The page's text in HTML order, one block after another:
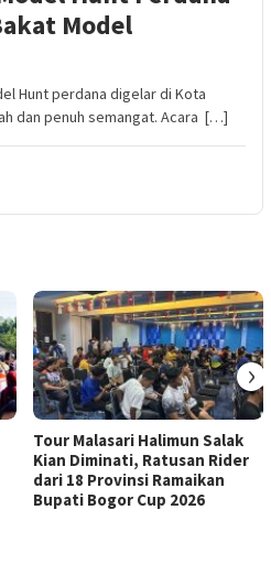
Model
Hunt perdana digelar di Kota
dan penuh semangat. Acara […]
Tour Malasari Halimun Salak
Kian Diminati, Ratusan Rider
dari 18 Provinsi Ramaikan
Bupati Bogor Cup 2026
›